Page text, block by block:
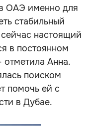
ОАЭ именно для
стабильный
настоящий
в постоянном
отметила Анна.
поиском
помочь ей с
в Дубае.